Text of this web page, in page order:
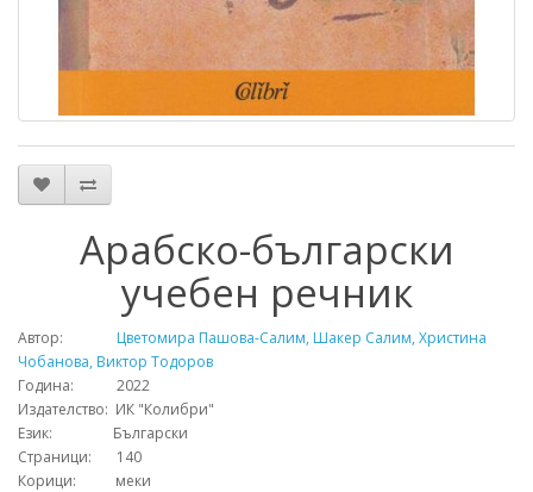
Арабско-български
учебен речник
Автор:
Цветомира Пашова-Салим, Шакер Салим, Христина
Чобанова, Виктор Тодоров
Година: 2022
Издателство: ИК "Колибри"
Език: Български
Страници: 140
Корици: меки